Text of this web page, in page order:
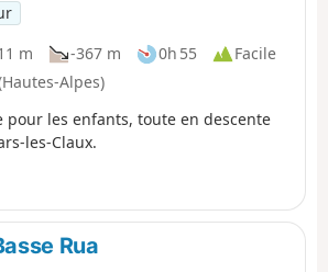
m -367 m 0h 55
Facile
Alpes)
pour les enfants, toute en descente
les-Claux.
Rua